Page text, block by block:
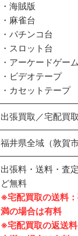
・海賊版
・麻雀台
・パチンコ台
・スロット台
・アーケードゲーム
・ビデオテープ
・カセットテープ
出張買取／宅配買取
福井県全域（敦賀市
出張料・送料・査
ど無料
※宅配買取の送料
満の場合は有料
※宅配買取の返送